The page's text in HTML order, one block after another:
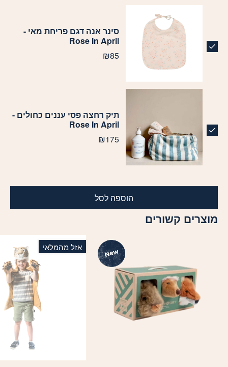
סינר אנה דגם פריחת מאי -
Rose In April
₪85
תיק רחצה פסי עננים כחולים -
Rose In April
₪175
הוספה לסל
מוצרים קשורים
אזל מהמלאי